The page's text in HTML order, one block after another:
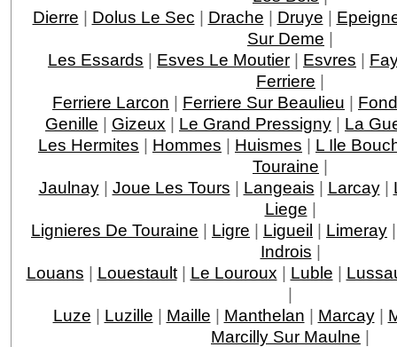
Dierre | Dolus Le Sec | Drache | Druye |
Sur Deme |
Les Essards | Esves Le Moutier | Esvres |
Ferriere |
Ferriere Larcon | Ferriere Sur Beaulieu |
Genille | Gizeux | Le Grand Pressigny | La
Les Hermites | Hommes | Huismes | L Ile
Touraine |
Jaulnay| Joue Les Tours | Langeais | Larcay|
Liege |
Lignieres De Touraine | Ligre | Ligueil | Limeray
Indrois |
Louans | Louestault| Le Louroux | Luble |
|
Luze | Luzille | Maille | Manthelan | Marcay|
Marcilly Sur Maulne |